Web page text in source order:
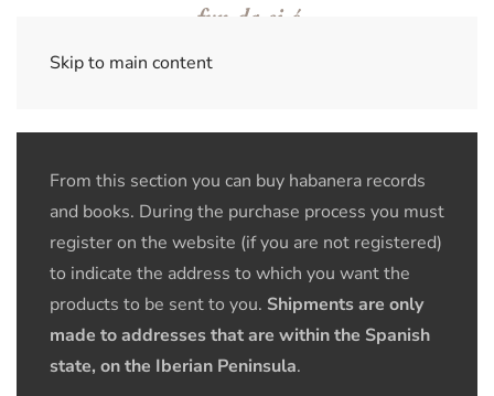
Skip to main content
From this section you can buy habanera records
and books. During the purchase process you must
register on the website (if you are not registered)
to indicate the address to which you want the
products to be sent to you. Shipments are only
made to addresses that are within the Spanish
state, on the Iberian Peninsula.